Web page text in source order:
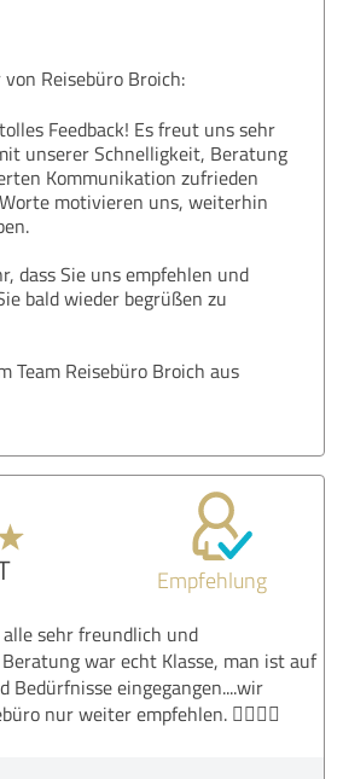
Reisebüro Broich:
Feedback! Es freut uns sehr
unserer Schnelligkeit, Beratung
Kommunikation zufrieden
motivieren uns, weiterhin
dass Sie uns empfehlen und
bald wieder begrüßen zu
Team Reisebüro Broich aus
Empfehlung
sehr freundlich und
war echt Klasse, man ist auf
Bedürfnisse eingegangen....wir
nur weiter empfehlen. 👍🏻👍🏻